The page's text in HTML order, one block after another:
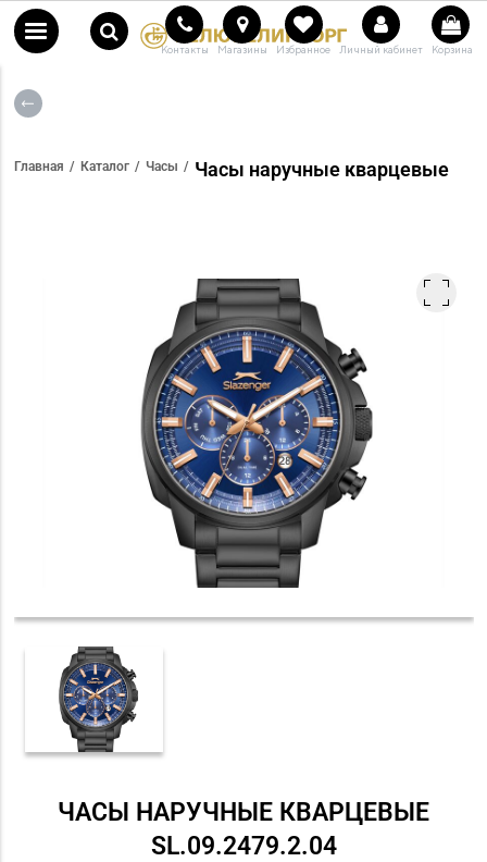
Контакты Магазины Избранное Личный кабинет Корзина
Главная Каталог Часы Часы наручные кварцевые
ЧАСЫ НАРУЧНЫЕ КВАРЦЕВЫЕ
SL.09.2479.2.04